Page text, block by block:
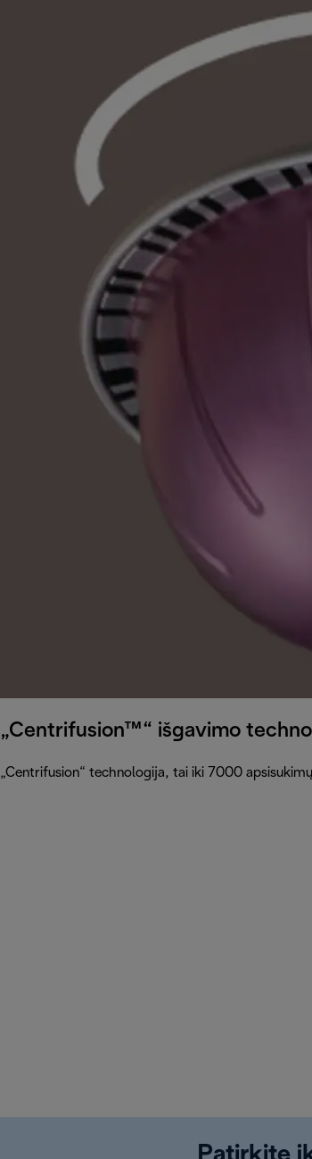
„Centrifusion™“ išgavimo
„Centrifusion“ technologija, tai iki 7000